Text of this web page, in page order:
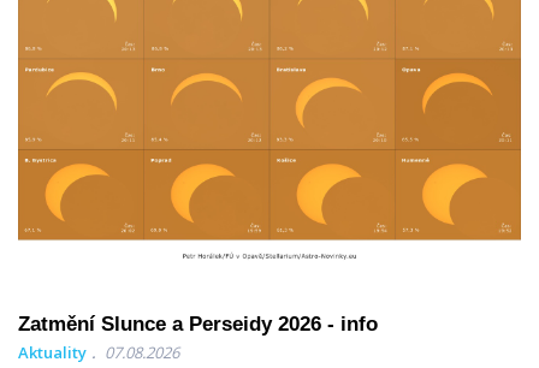
Zatmění Slunce a Perseidy 2026 - info
Aktuality 07.08.2026